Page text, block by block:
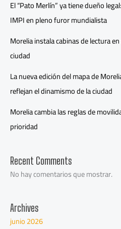
El “Pato Merlín” ya tiene dueño
IMPI en pleno furor mundialista
Morelia instala cabinas de lectura
ciudad
La nueva edición del mapa de
reflejan el dinamismo de la ciudad
Morelia cambia las reglas de
prioridad
Recent Comments
No hay comentarios que mostrar.
Archives
junio 2026